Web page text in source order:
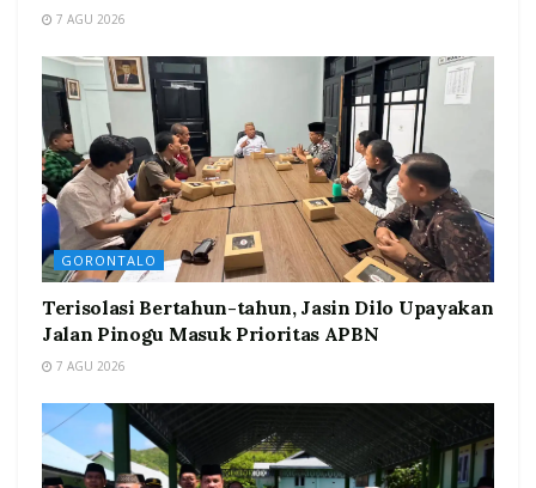
7 AGU 2026
GORONTALO
Terisolasi Bertahun-tahun, Jasin Dilo Upayakan
Jalan Pinogu Masuk Prioritas APBN
7 AGU 2026